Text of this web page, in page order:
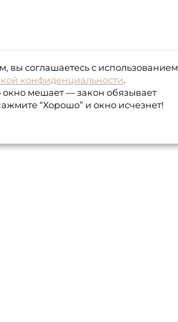
вы соглашаетесь с использованием
конфиденциальности.
окно мешает — закон обязывает
“Хорошо” и окно исчезнет!